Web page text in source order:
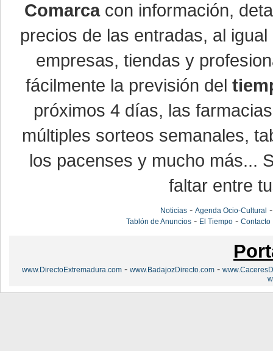
Comarcacon información,
precios de las entradas, al
empresas, tiendas y
fácilmente la previsión del
próximos 4 días, las
múltiples sorteos semanales,
los pacenses y mucho más...
faltar entre
Noticias -Agenda Ocio-Cultural
Tablón de Anuncios - El Tiempo -Contacto
www.DirectoExtremadura.com - www.BadajozDirecto.com -